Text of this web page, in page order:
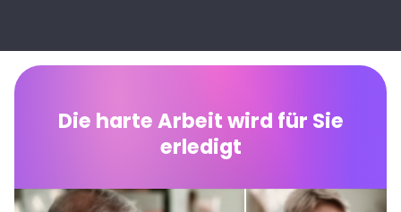
Die harte Arbeit wird für Sie
erledigt